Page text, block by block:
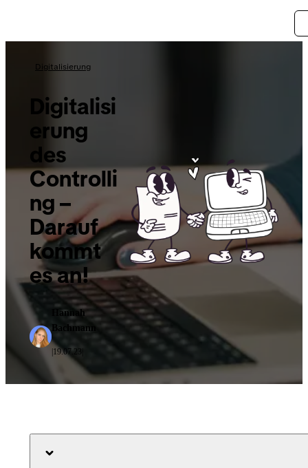
Digitalisierung
Digitalisi
erung
des
Controlli
ng –
Darauf
kommt
es an!
Hannah
Bachmann
19.07.23